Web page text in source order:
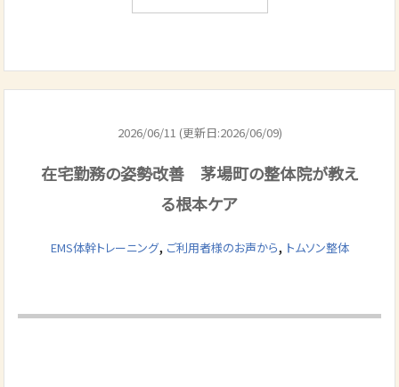
2026/06/11 (更新日:2026/06/09)
在宅勤務の姿勢改善 茅場町の整体院が教え
る根本ケア
EMS体幹トレーニング, ご利用者様のお声から, トムソン整体